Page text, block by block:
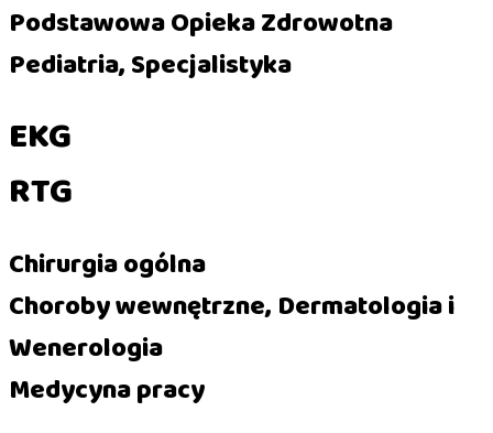
Podstawowa Opieka Zdrowotna
Pediatria, Specjalistyka
EKG
RTG
Chirurgia ogólna
Choroby wewnętrzne, Dermatologia i
Wenerologia
Medycyna pracy